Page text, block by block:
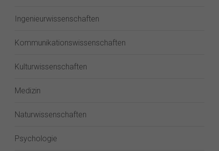
Ingenieurwissenschaften
Kommunikationswissenschaften
Kulturwissenschaften
Medizin
Naturwissenschaften
Psychologie